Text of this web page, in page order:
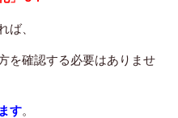
ば、
を確認する必要はありませ
す。